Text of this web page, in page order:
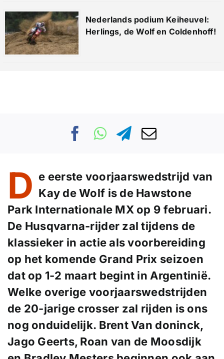
Nederlands podium Keiheuvel:
Herlings, de Wolf en Coldenhoff!
D e eerste voorjaarswedstrijd van
Kay de Wolf is de Hawstone
Park Internationale MX op 9 februari.
De Husqvarna-rijder zal tijdens de
klassieker in actie als voorbereiding
op het komende Grand Prix seizoen
dat op 1-2 maart begint in Argentinië.
Welke overige voorjaarswedstrijden
de 20-jarige crosser zal rijden is ons
nog onduidelijk. Brent Van doninck,
Jago Geerts, Roan van de Moosdijk